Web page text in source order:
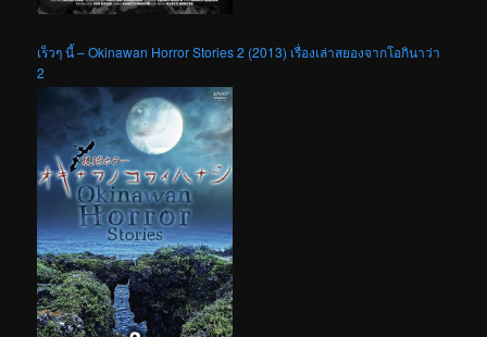
เร็วๆ นี้ – Okinawan Horror Stories 2 (2013) เรื่องเล่าสยองจากโอกินาว่า
2